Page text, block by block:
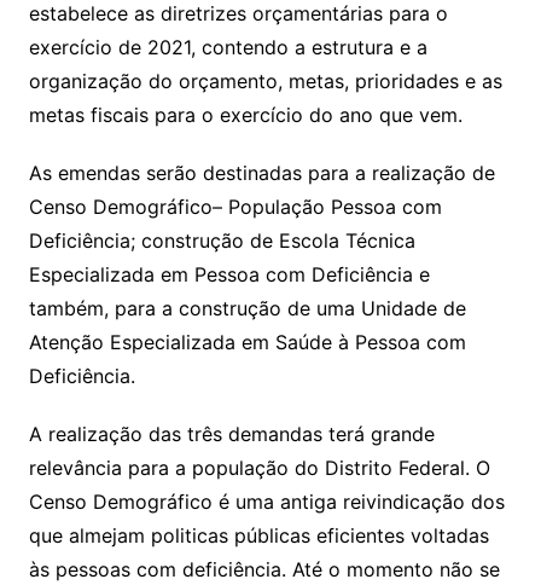
estabelece as diretrizes orçamentárias para o
exercício de 2021, contendo a estrutura e a
organização do orçamento, metas, prioridades e as
metas fiscais para o exercício do ano que vem.
As emendas serão destinadas para a realização de
Censo Demográfico– População Pessoa com
Deficiência; construção de Escola Técnica
Especializada em Pessoa com Deficiência e
também, para a construção de uma Unidade de
Atenção Especializada em Saúde à Pessoa com
Deficiência.
A realização das três demandas terá grande
relevância para a população do Distrito Federal. O
Censo Demográfico é uma antiga reivindicação dos
que almejam politicas públicas eficientes voltadas
às pessoas com deficiência. Até o momento não se